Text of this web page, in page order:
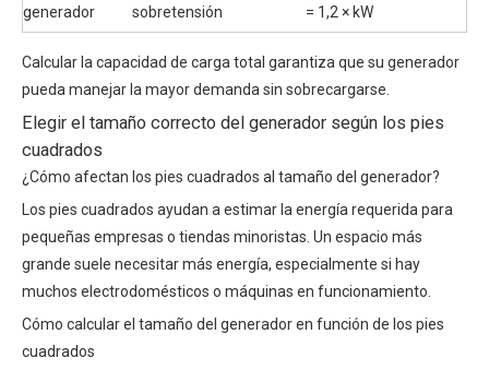
generador
sobretensión
= 1,2 × kW
Calcular la capacidad de carga total garantiza que su generador
pueda manejar la mayor demanda sin sobrecargarse.
Elegir el tamaño correcto del generador según los pies
cuadrados
¿Cómo afectan los pies cuadrados al tamaño del generador?
Los pies cuadrados ayudan a estimar la energía requerida para
pequeñas empresas o tiendas minoristas. Un espacio más
grande suele necesitar más energía, especialmente si hay
muchos electrodomésticos o máquinas en funcionamiento.
Cómo calcular el tamaño del generador en función de los pies
cuadrados